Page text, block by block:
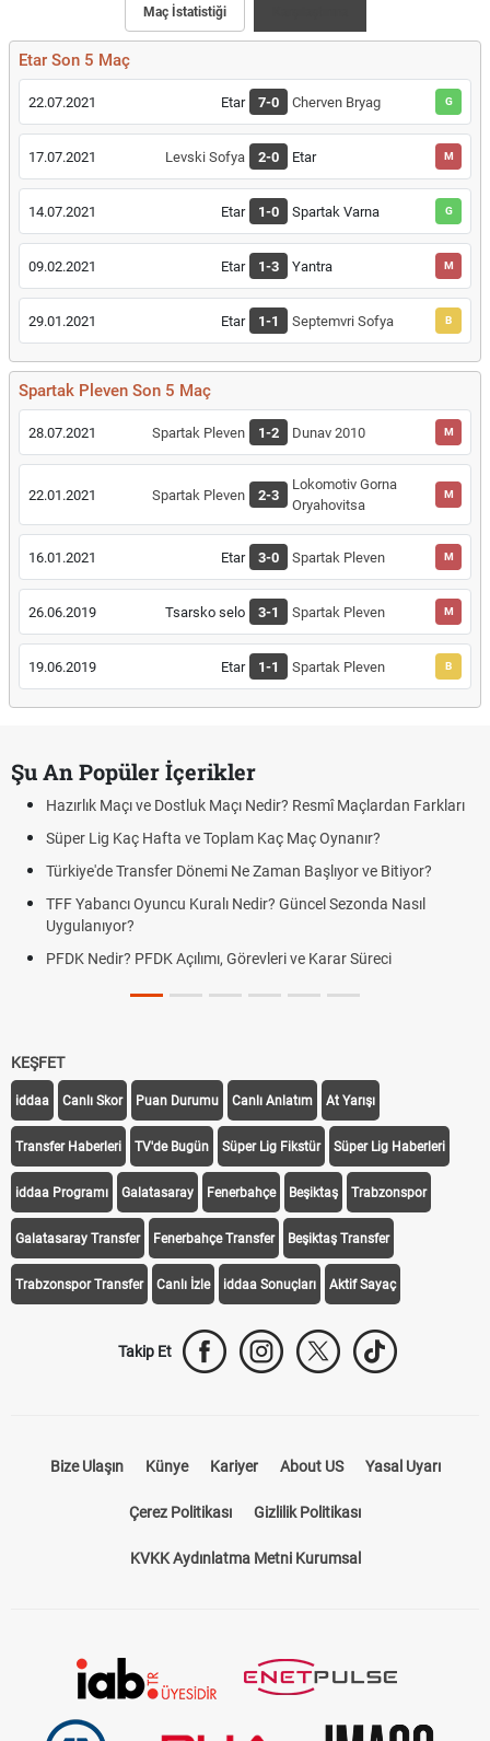
Maç İstatistiği
Etar Son 5 Maç
22.07.2021 Etar 7-0 Cherven Bryag G
17.07.2021 Levski Sofya 2-0 Etar M
14.07.2021 Etar 1-0 Spartak Varna G
09.02.2021 Etar 1-3 Yantra M
29.01.2021 Etar 1-1 Septemvri Sofya B
Spartak Pleven Son 5 Maç
28.07.2021 Spartak Pleven 1-2 Dunav 2010 M
22.01.2021 Spartak Pleven 2-3
Lokomotiv Gorna
Oryahovitsa
M
16.01.2021 Etar 3-0 Spartak Pleven M
26.06.2019 Tsarsko selo 3-1 Spartak Pleven M
19.06.2019 Etar 1-1 Spartak Pleven B
Şu An Popüler İçerikler
Hazırlık Maçı ve Dostluk Maçı Nedir? Resmî Maçlardan Farkları
Süper Lig Kaç Hafta ve Toplam Kaç Maç Oynanır?
Türkiye'de Transfer Dönemi Ne Zaman Başlıyor ve Bitiyor?
TFF Yabancı Oyuncu Kuralı Nedir? Güncel Sezonda Nasıl
Uygulanıyor?
PFDK Nedir? PFDK Açılımı, Görevleri ve Karar Süreci
KEŞFET
iddaa Canlı Skor Puan Durumu Canlı Anlatım At Yarışı
Transfer Haberleri TV'de Bugün Süper Lig Fikstür Süper Lig Haberleri
iddaa Programı Galatasaray Fenerbahçe Beşiktaş Trabzonspor
Galatasaray Transfer Fenerbahçe Transfer Beşiktaş Transfer
Trabzonspor Transfer Canlı İzle iddaa Sonuçları Aktif Sayaç
Takip Et
Bize Ulaşın Künye Kariyer About US Yasal Uyarı
Çerez Politikası Gizlilik Politikası
KVKK Aydınlatma Metni Kurumsal